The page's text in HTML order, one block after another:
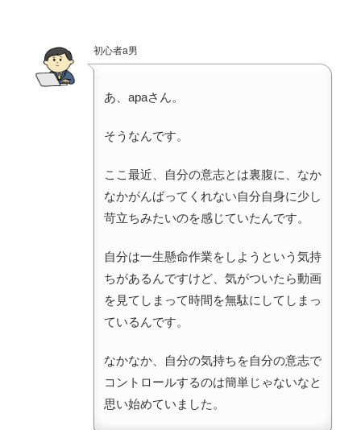
初心者a男
あ、apaさん。
そうなんです。
ここ最近、自分の意志とは裏腹に、なか
なかがんばってくれない自分自身に少し
苛立ちみたいのを感じていたんです。
自分は一生懸命作業をしようという気持
ちがあるんですけど、気がついたら動画
を見てしまって時間を無駄にしてしまっ
ているんです。
なかなか、自分の気持ちを自分の意志で
コントロールするのは簡単じゃないなと
思い始めていました。